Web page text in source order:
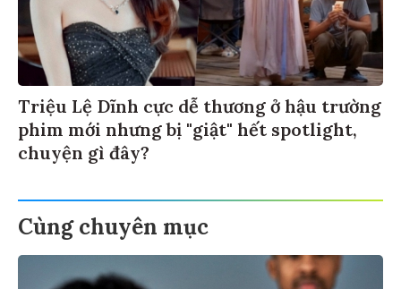
Triệu Lệ Dĩnh cực dễ thương ở hậu trường
phim mới nhưng bị "giật" hết spotlight,
chuyện gì đây?
Cùng chuyên mục